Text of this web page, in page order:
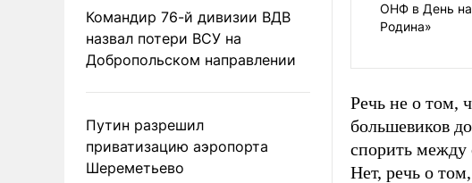
Командир 76-й дивизии ВДВ
назвал потери ВСУ на
Добропольском направлении
Путин разрешил
приватизацию аэропорта
Шереметьево
ОНФ в День
Родина»
Речь не о том,
большевиков
спорить между
Нет, речь о